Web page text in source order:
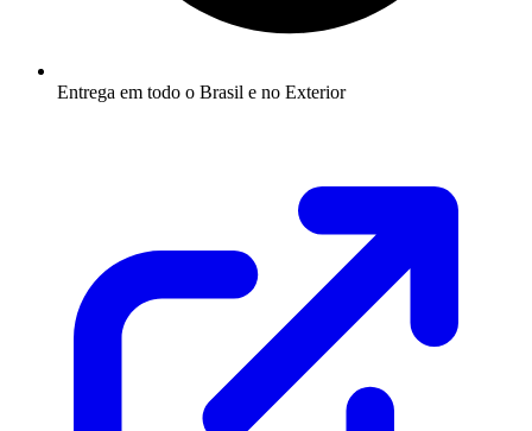
Entrega em todo o Brasil e no Exterior